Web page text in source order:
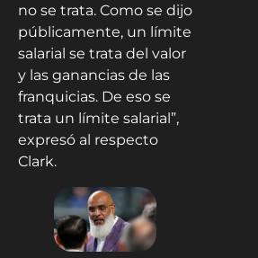
no se trata. Como se dijo
públicamente, un límite
salarial se trata del valor
y las ganancias de las
franquicias. De eso se
trata un límite salarial”,
expresó al respecto
Clark.